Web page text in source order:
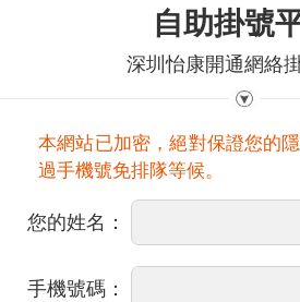
自助掛號
深圳怡康開通網絡
本網站已加密，絕對保證您的
過手機號免排隊等候。
您的姓名：
手機號碼：